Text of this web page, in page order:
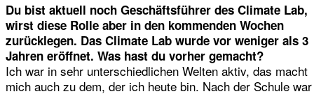
Du bist aktuell noch Geschäftsführer des Climate Lab,
wirst diese Rolle aber in den kommenden Wochen
zurücklegen. Das Climate Lab wurde vor weniger als 3
Jahren eröffnet. Was hast du vorher gemacht?
Ich war in sehr unterschiedlichen Welten aktiv, das macht
mich auch zu dem, der ich heute bin. Nach der Schule war